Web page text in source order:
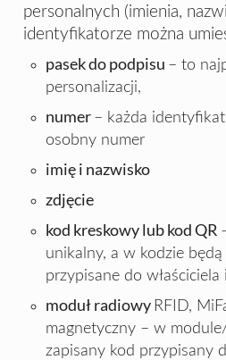
personalnych (imienia,
identyfikatorze można
pasek do podpisu – to
personalizacji,
numer – każda
osobny numer
imię i nazwisko
zdjęcie
kod kreskowy lub kod QR
unikalny, a w kodzie
przypisane do
moduł radiowy RFID,
magnetyczny – w
zapisany kod przypisany